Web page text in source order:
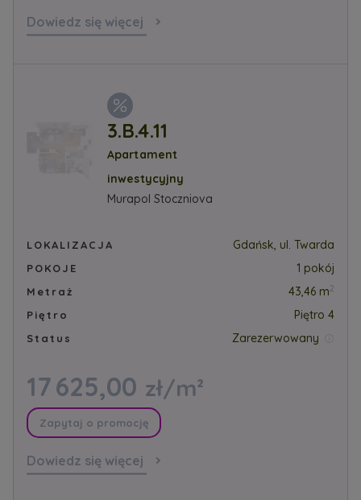
Dowiedz się więcej
3.B.4.11
Apartament
inwestycyjny
Murapol Stoczniova
LOKALIZACJA Gdańsk, ul. Twarda
POKOJE 1 pokój
Metraż 43,46 m2
Piętro Piętro 4
Status Zarezerwowany
17 625,00 zł/m²
Zapytaj o promocję
Dowiedz się więcej